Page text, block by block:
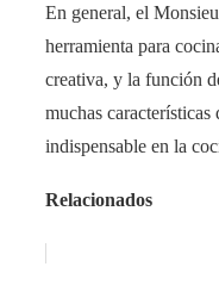
En general, el
herramienta para
creativa, y la función
muchas
indispensable en la
Relacionados